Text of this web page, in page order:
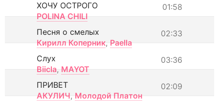
01:58
ХОЧУ ОСТРОГО
POLINA CHILI
02:33
Песня о смелых
Кирилл Коперник, Paella
03:36
Слух
Biicla, MAYOT
02:09
ПРИВЕТ
АКУЛИЧ, Молодой Платон